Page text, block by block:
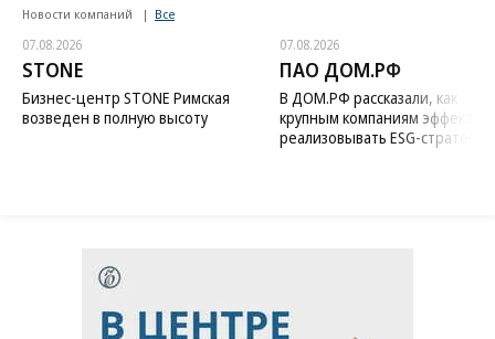
Новости компаний Все
07.08.2026
STONE
Бизнес-центр STONE Римская
возведен в полную высоту
07.08.2026
ПАО ДОМ.РФ
В ДОМ.РФ рассказали, как
крупным компаниям
реализовывать ESG-стратегию